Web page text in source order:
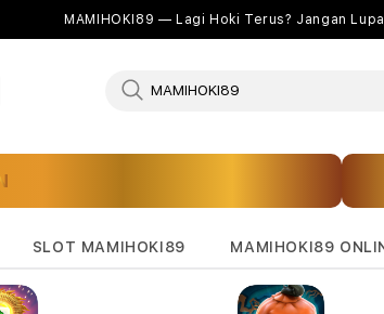
MAMIHOKI89 — Lagi Hoki Terus? Jangan
SLOT MAMIHOKI89 MAMIHOKI89